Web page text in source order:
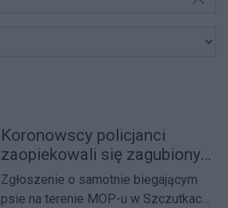
Koronowscy policjanci
zaopiekowali się zagubionym
psem
Zgłoszenie o samotnie biegającym
psie na terenie MOP-u w Szczutkach